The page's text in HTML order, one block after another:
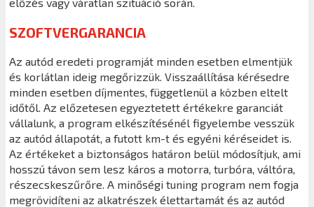
előzés vagy váratlan szituáció során.
SZOFTVERGARANCIA
Az autód eredeti programját minden esetben elmentjük
és korlátlan ideig megőrizzük. Visszaállítása kérésedre
minden esetben díjmentes, függetlenül a közben eltelt
időtől. Az előzetesen egyeztetett értékekre garanciát
vállalunk, a program elkészítésénél figyelembe vesszük
az autód állapotát, a futott km-t és egyéni kéréseidet is.
Az értékeket a biztonságos határon belül módosítjuk, ami
hosszú távon sem lesz káros a motorra, turbóra, váltóra,
részecskeszűrőre. A minőségi tuning program nem fogja
megrövidíteni az alkatrészek élettartamát és az autód